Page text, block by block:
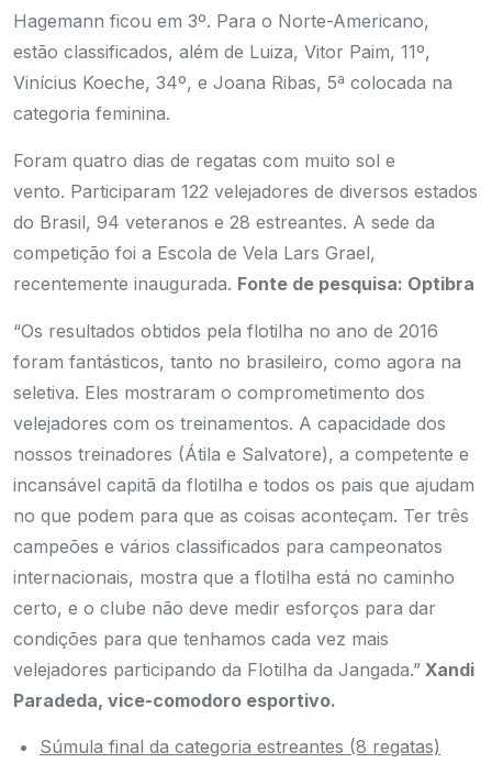
Hagemann ficou em 3º. Para o Norte-Americano,
estão classificados, além de Luiza, Vitor Paim, 11º,
Vinícius Koeche, 34º, e Joana Ribas, 5ª colocada na
categoria feminina.
Foram quatro dias de regatas com muito sol e
vento. Participaram 122 velejadores de diversos estados
do Brasil, 94 veteranos e 28 estreantes. A sede da
competição foi a Escola de Vela Lars Grael,
recentemente inaugurada. Fonte de pesquisa: Optibra
“Os resultados obtidos pela flotilha no ano de 2016
foram fantásticos, tanto no brasileiro, como agora na
seletiva. Eles mostraram o comprometimento dos
velejadores com os treinamentos. A capacidade dos
nossos treinadores (Átila e Salvatore), a competente e
incansável capitã da flotilha e todos os pais que ajudam
no que podem para que as coisas aconteçam. Ter três
campeões e vários classificados para campeonatos
internacionais, mostra que a flotilha está no caminho
certo, e o clube não deve medir esforços para dar
condições para que tenhamos cada vez mais
velejadores participando da Flotilha da Jangada.” Xandi
Paradeda, vice-comodoro esportivo.
Súmula final da categoria estreantes (8 regatas)